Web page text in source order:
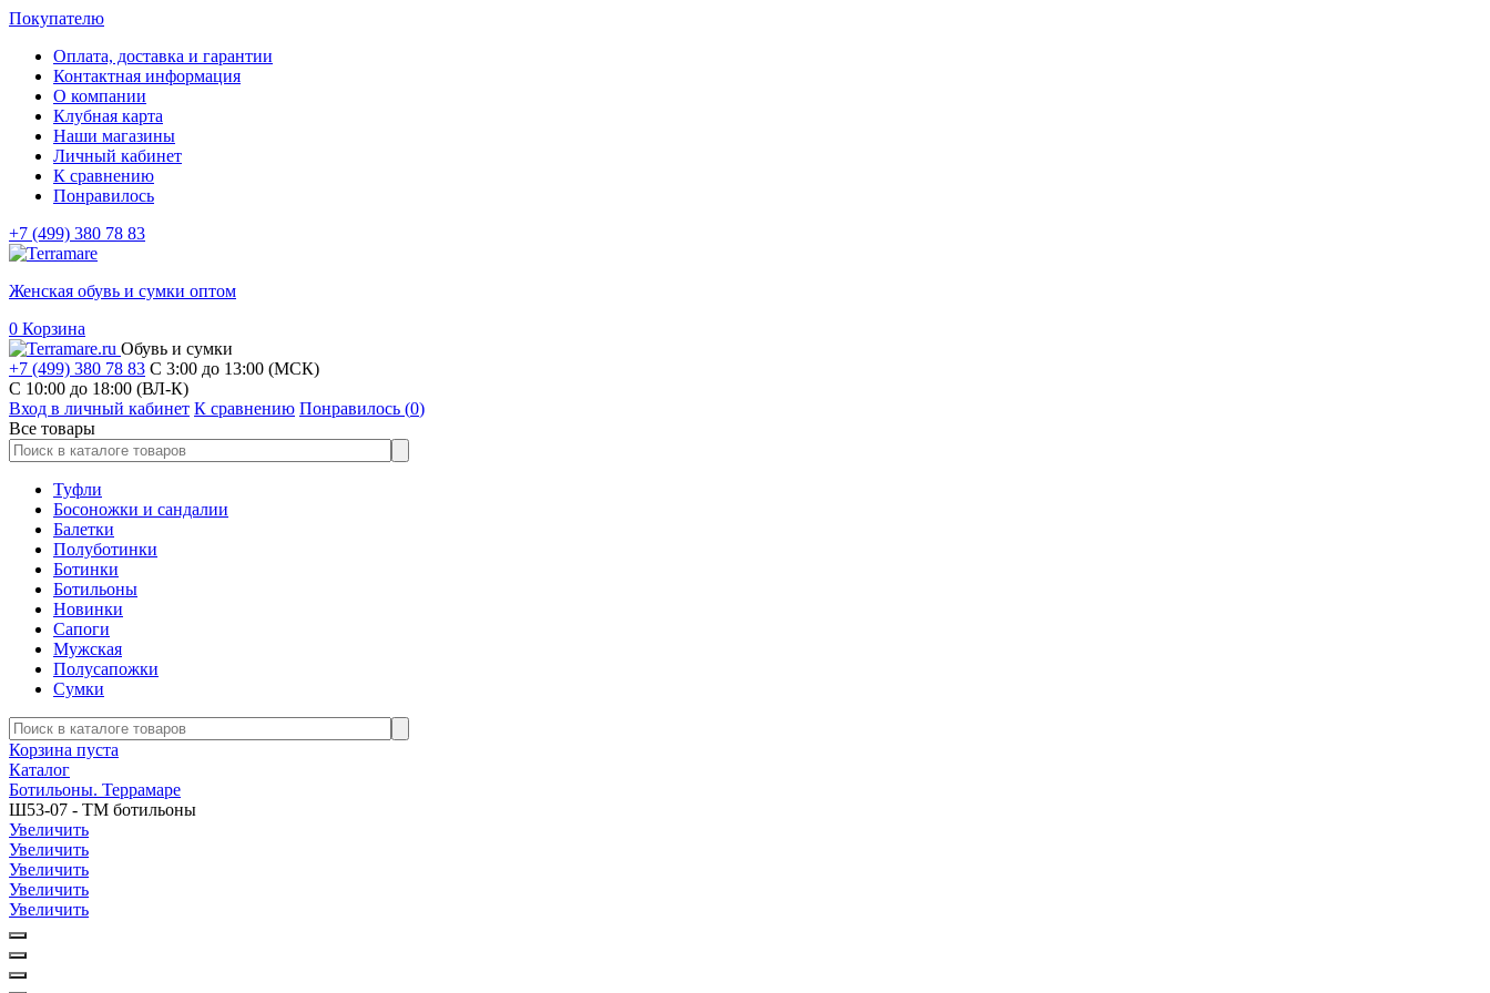
Покупателю
Оплата, доставка и гарантии
Контактная информация
О компании
Клубная карта
Наши магазины
Личный кабинет
К сравнению
Понравилось
+7 (499) 380 78 83
Женская обувь и сумки оптом
0 Корзина
Обувь и сумки
+7 (499) 380 78 83 С 3:00 до 13:00 (МСК)
C 10:00 до 18:00 (ВЛ-К)
Вход в личный кабинет К сравнению Понравилось (0)
Все товары
Туфли
Босоножки и сандалии
Балетки
Полуботинки
Ботинки
Ботильоны
Новинки
Сапоги
Мужская
Полусапожки
Сумки
Корзина пуста
Каталог
Ботильоны. Террамаре
Ш53-07 - ТМ ботильоны
Увеличить
Увеличить
Увеличить
Увеличить
Увеличить